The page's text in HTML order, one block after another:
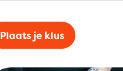
Plaats je klus